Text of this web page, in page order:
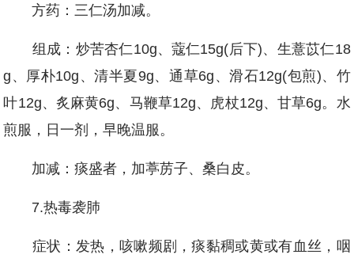
方药：三仁汤加减。
组成：炒苦杏仁10g、蔻仁15g(后下)、生薏苡仁18
g、厚朴10g、清半夏9g、通草6g、滑石12g(包煎)、竹
叶12g、炙麻黄6g、马鞭草12g、虎杖12g、甘草6g。水
煎服，日一剂，早晚温服。
加减：痰盛者，加葶苈子、桑白皮。
7.热毒袭肺
症状：发热，咳嗽频剧，痰黏稠或黄或有血丝，咽